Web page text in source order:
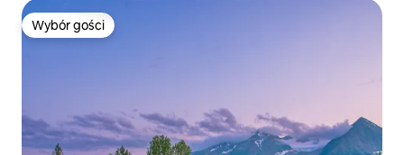
Wybór gości
Wybór gości